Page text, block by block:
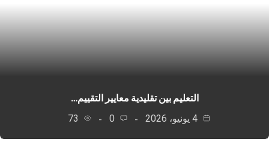
التعليم بين تقليدية معايير التقييم…
0
73